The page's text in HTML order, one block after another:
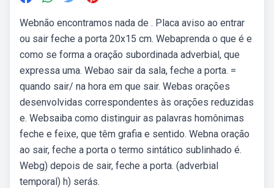
Webnão encontramos nada de . Placa aviso ao entrar
ou sair feche a porta 20x15 cm. Webaprenda o que é e
como se forma a oração subordinada adverbial, que
expressa uma. Webao sair da sala, feche a porta. =
quando sair/ na hora em que sair. Webas orações
desenvolvidas correspondentes às orações reduzidas
e. Websaiba como distinguir as palavras homônimas
feche e feixe, que têm grafia e sentido. Webna oração
ao sair, feche a porta o termo sintático sublinhado é.
Webg) depois de sair, feche a porta. (adverbial
temporal) h) serás.